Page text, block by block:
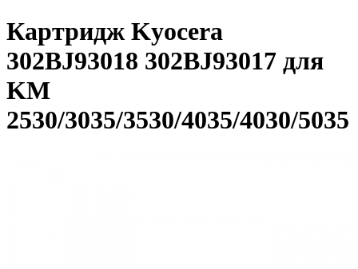
Картридж Kyocera
302BJ93018 302BJ93017 для
KM
2530/3035/3530/4035/4030/5035